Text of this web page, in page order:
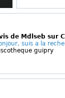
de Mdlseb sur
suis a la
guipry